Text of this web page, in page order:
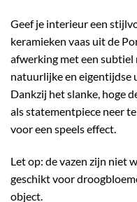
Geef je interieur een
keramieken vaas uit de
afwerking met een
natuurlijke en eigentijdse
Dankzij het slanke, hoge
als statementpiece neer
voor een speels effect.
Let op: de vazen zijn niet
geschikt voor
object.